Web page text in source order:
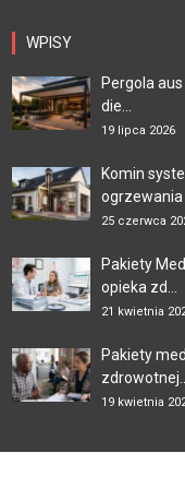
WPISY
Pergola
die...
19 lipca 2026
Komin
ogrzewania
25 czerwca
Pakiety
opieka zd...
21 kwietnia
Pakiety
zdrowotnej...
19 kwietnia